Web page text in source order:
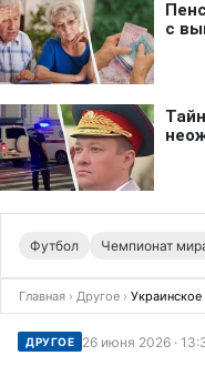
Футбол Чемпионат
Главная › Другое ›
ДРУГОЕ 26 июня 2026 ·